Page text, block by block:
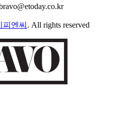
피엔씨 . All rights reserved